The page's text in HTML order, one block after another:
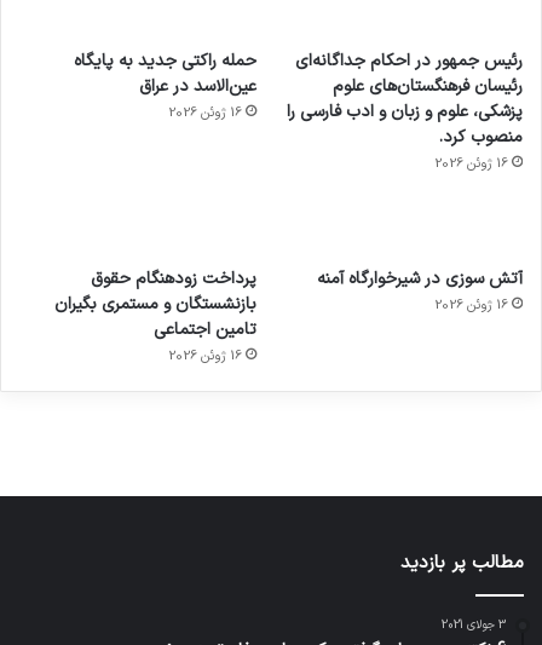
رئیس جمهور در احکام جداگانه‌ای
رئیسان فرهنگستان‌های علوم
پزشکی، علوم و زبان و ادب فارسی را
منصوب کرد.
16 ژوئن 2026
حمله راکتی جدید به پایگاه
عین‌الاسد در عراق
16 ژوئن 2026
آتش سوزی در شیرخوارگاه آمنه
16 ژوئن 2026
پرداخت زودهنگام حقوق
بازنشستگان و مستمری بگیران
تامین اجتماعی
16 ژوئن 2026
برای
کشف
توسط
مجازی
…
ساعت
هوشمند
با طعم
توسط
ژاکت
در
های
2023
توسط
مطالب پر بازدید
3 جولای 2021